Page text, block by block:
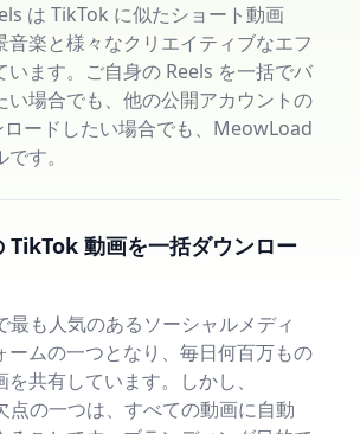
は TikTok に似たショート動画
音楽と様々なクリエイティブなエフ
います。ご自身の Reels を一括でバ
い場合でも、他の公開アカウントの
ロードしたい場合でも、MeowLoad
す。
TikTok 動画を一括ダウンロー
最も人気のあるソーシャルメディ
ームの一つとなり、毎日何百万もの
共有しています。しかし、
点の一つは、すべての動画に自動